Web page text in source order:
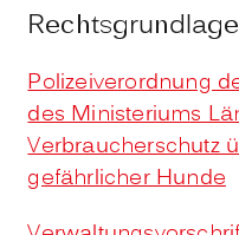
Rechtsgrundlage
Polizeiverordnung
des Ministeriums
Verbraucherschutz
gefährlicher Hunde